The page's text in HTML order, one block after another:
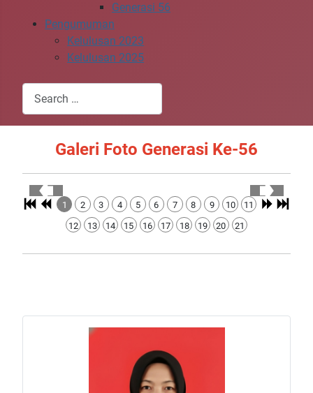
Generasi 56
Pengumuman
Kelulusan 2023
Kelulusan 2025
Search
Galeri Foto Generasi Ke-56
1 2 3 4 5 6 7 8 9 10
11
12
13 14 15 16 17 18 19 20 21